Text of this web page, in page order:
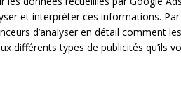
et interpréter ces informations. Par
d’analyser en détail comment
différents types de publicités qu’ils